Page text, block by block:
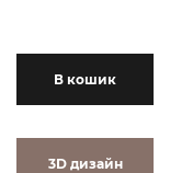
В кошик
3D дизайн